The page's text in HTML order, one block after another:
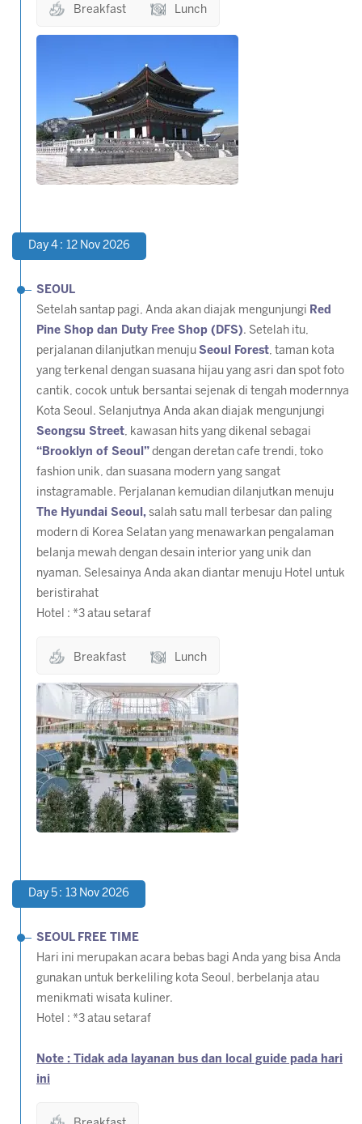
Breakfast Lunch
Day 4 : 12 Nov 2026
SEOUL
Setelah santap pagi, Anda akan diajak mengunjungi Red
Pine Shop dan Duty Free Shop (DFS). Setelah itu,
perjalanan dilanjutkan menuju Seoul Forest, taman kota
yang terkenal dengan suasana hijau yang asri dan spot foto
cantik, cocok untuk bersantai sejenak di tengah modernnya
Kota Seoul. Selanjutnya Anda akan diajak mengunjungi
Seongsu Street, kawasan hits yang dikenal sebagai
“Brooklyn of Seoul” dengan deretan cafe trendi, toko
fashion unik, dan suasana modern yang sangat
instagramable. Perjalanan kemudian dilanjutkan menuju
The Hyundai Seoul, salah satu mall terbesar dan paling
modern di Korea Selatan yang menawarkan pengalaman
belanja mewah dengan desain interior yang unik dan
nyaman. Selesainya Anda akan diantar menuju Hotel untuk
beristirahat
Hotel : *3 atau setaraf
Breakfast Lunch
Day 5 : 13 Nov 2026
SEOUL FREE TIME
Hari ini merupakan acara bebas bagi Anda yang bisa Anda
gunakan untuk berkeliling kota Seoul, berbelanja atau
menikmati wisata kuliner.
Hotel : *3 atau setaraf
Note : Tidak ada layanan bus dan local guide pada hari
ini